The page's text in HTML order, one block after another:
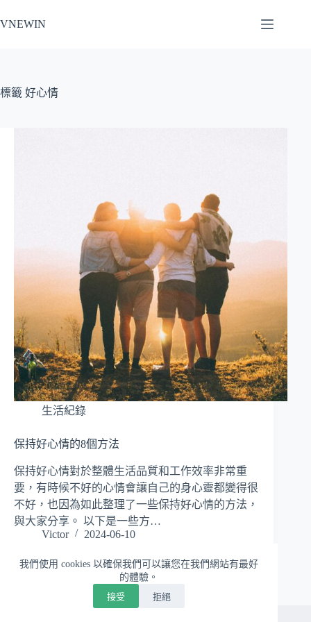
至
容
我們使用 cookies 以確保我們可以讓您在我們網站有最好
的體驗。
接受 拒絕
VNEWIN
標籤 好心情
生活紀錄
保持好心情的8個方法
保持好心情對於整體生活品質和工作效率非常重
要，有時候不好的心情會讓自己的身心靈都變得很
不好，也因為如此整理了一些保持好心情的方法，
與大家分享。 以下是一些方…
Victor
2024-06-10